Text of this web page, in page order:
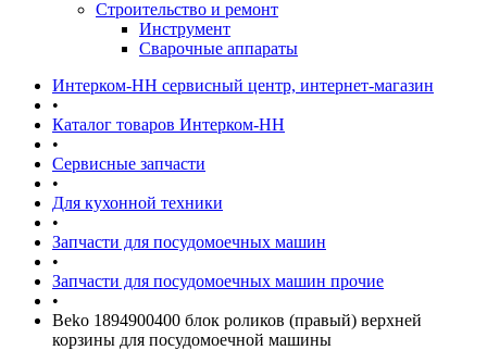
Строительство и ремонт
Инструмент
Сварочные аппараты
Интерком-НН сервисный центр, интернет-магазин
•
Каталог товаров Интерком-НН
•
Сервисные запчасти
•
Для кухонной техники
•
Запчасти для посудомоечных машин
•
Запчасти для посудомоечных машин прочие
•
Beko 1894900400 блок роликов (правый) верхней
корзины для посудомоечной машины